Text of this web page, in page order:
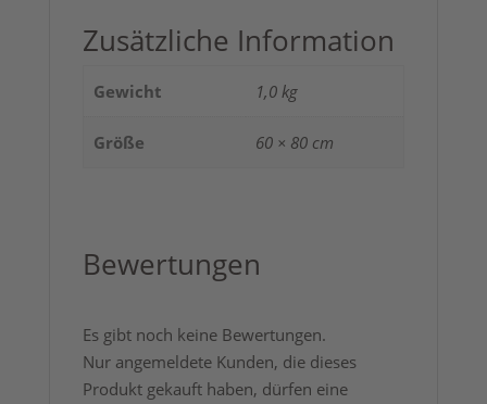
Zusätzliche Information
Gewicht 1,0 kg
Größe 60 × 80 cm
Bewertungen
Es gibt noch keine Bewertungen.
Nur angemeldete Kunden, die dieses
Produkt gekauft haben, dürfen eine